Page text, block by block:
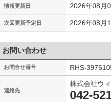
情報更新日 2026年08月
次回更新予定日 2026年08月
お問い合わせ
お問合せ番号 RHS-
連絡先
株式会社ウ
042-